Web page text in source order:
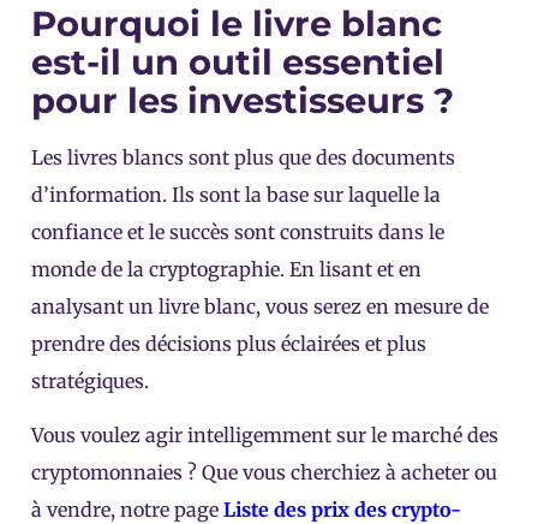
Pourquoi le livre blanc
est-il un outil essentiel
pour les investisseurs ?
Les livres blancs sont plus que des documents
d’information. Ils sont la base sur laquelle la
confiance et le succès sont construits dans le
monde de la cryptographie. En lisant et en
analysant un livre blanc, vous serez en mesure de
prendre des décisions plus éclairées et plus
stratégiques.
Vous voulez agir intelligemment sur le marché des
cryptomonnaies ? Que vous cherchiez à acheter ou
à vendre, notre page Liste des prix des crypto-